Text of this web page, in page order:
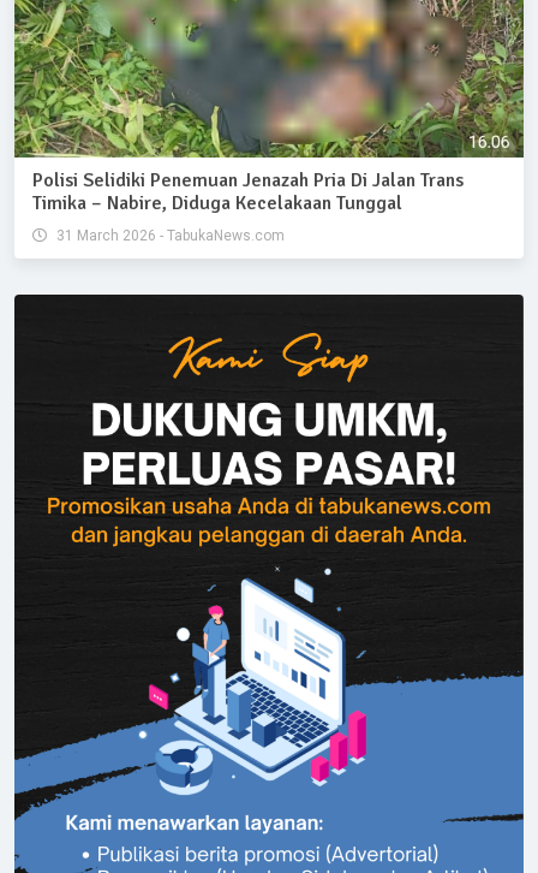
Polisi Selidiki Penemuan Jenazah Pria Di Jalan Trans
Timika – Nabire, Diduga Kecelakaan Tunggal
31 March 2026 - TabukaNews.com